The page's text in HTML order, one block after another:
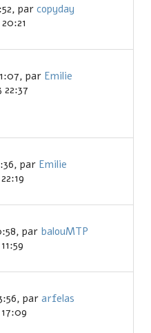
parcopyday
par Emilie
22:37
par Emilie
par balouMTP
par arfelas
17:09